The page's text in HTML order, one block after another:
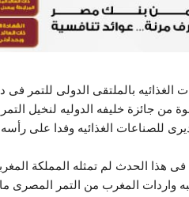
للصناعات الغذائيه وفدا على رأسه
هذا الحدث لم تمثله المملكة